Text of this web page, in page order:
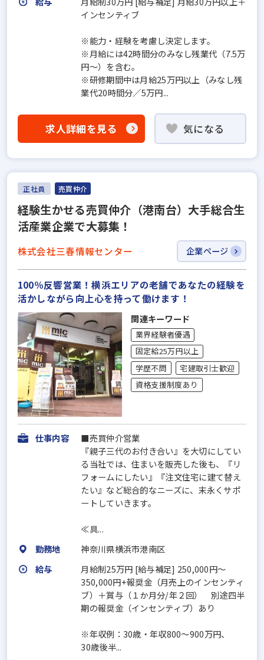
インセンティブ
※能力・経験を考慮し決定します。
※月給には42時間分のみなし残業代（7.5万
円～）を含む。
※研修期間中は月給25万円以上（みなし残
業代20時間分／5万円...
求人詳細を見る 気になる
正社員 売買仲介
経験生かせる売買仲介（港南台）大手総合生
活産業企業で大募集！
株式会社三春情報センター 企業ページ
100％反響営業！横浜エリアの老舗であなたの経験を
活かしながら向上心を持って働けます！
関連キーワード
業界経験者優遇
固定給25万円以上
学歴不問
宅建取引士歓迎
資格支援制度あり
仕事内容
■売買仲介営業
『親子三代のお付き合い』を大切にしてい
る当社では、住まいを販売した後も、『リ
フォームにしたい』『注文住宅に建て替え
たい』など総合的なニーズに、末永くサポ
ートしていきます。
≪具...
勤務地
神奈川県横浜市港南区
給与
月給制25万円 [給与補足] 250,000円～
350,000円+報奨金（月売上のインセンティ
ブ）＋賞与（１か月分/年２回） 別途四半
期の報奨金（インセンティブ）あり
※年収例：30歳・年収800〜900万円、
30歳後半...